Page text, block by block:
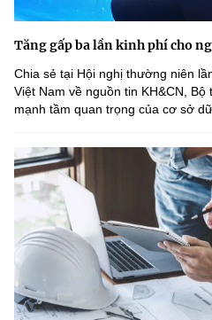
Tăng gấp ba lần kinh phí cho
Chia sẻ tại Hội nghị thường niên
Việt Nam về nguồn tin KH&CN,
mạnh tầm quan trọng của cơ sở